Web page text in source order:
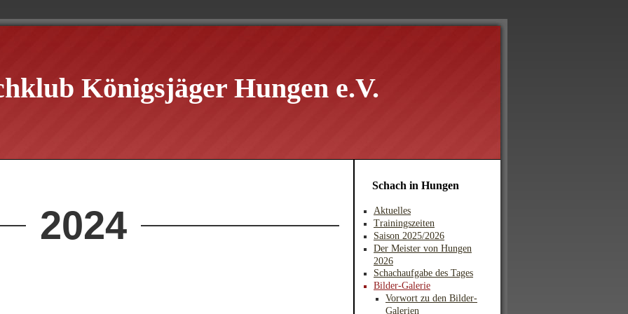
Königsjäger Hungen e.V.
2024
Schach in Hungen
Aktuelles
Trainingszeiten
Saison 2025/2026
Der Meister von Hungen
2026
Schachaufgabe des Tages
Bilder-Galerie
Vorwort zu den Bilder-
Galerien